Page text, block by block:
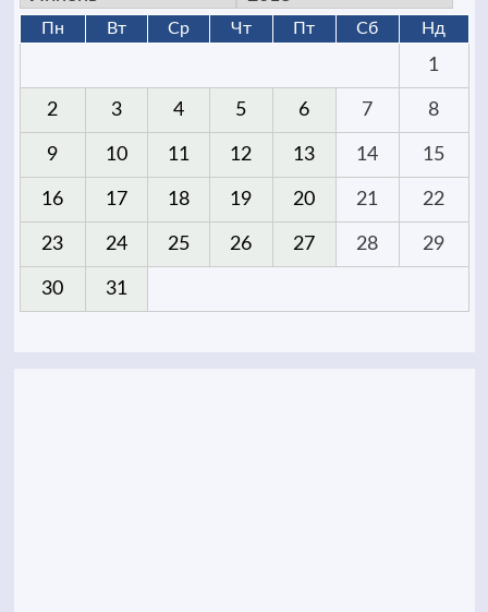
Пн Вт Ср Чт Пт Сб Нд
1
2 3 4 5 6 7 8
9 10 11 12 13 14 15
16 17 18 19 20 21 22
23 24 25 26 27 28 29
30 31